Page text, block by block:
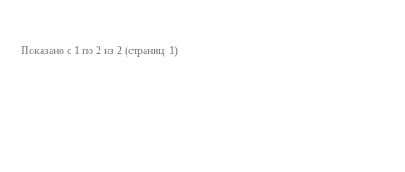
Показано с 1 по 2 из 2 (страниц: 1)